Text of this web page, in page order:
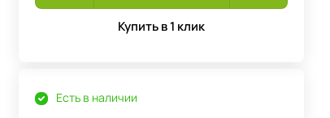
Купить в 1 клик
Есть в наличии